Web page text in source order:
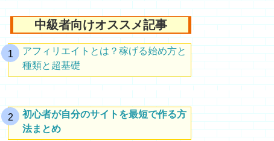
中級者向けオススメ記事
アフィリエイトとは？稼げる始め方と
種類と超基礎
初心者が自分のサイトを最短で作る方
法まとめ